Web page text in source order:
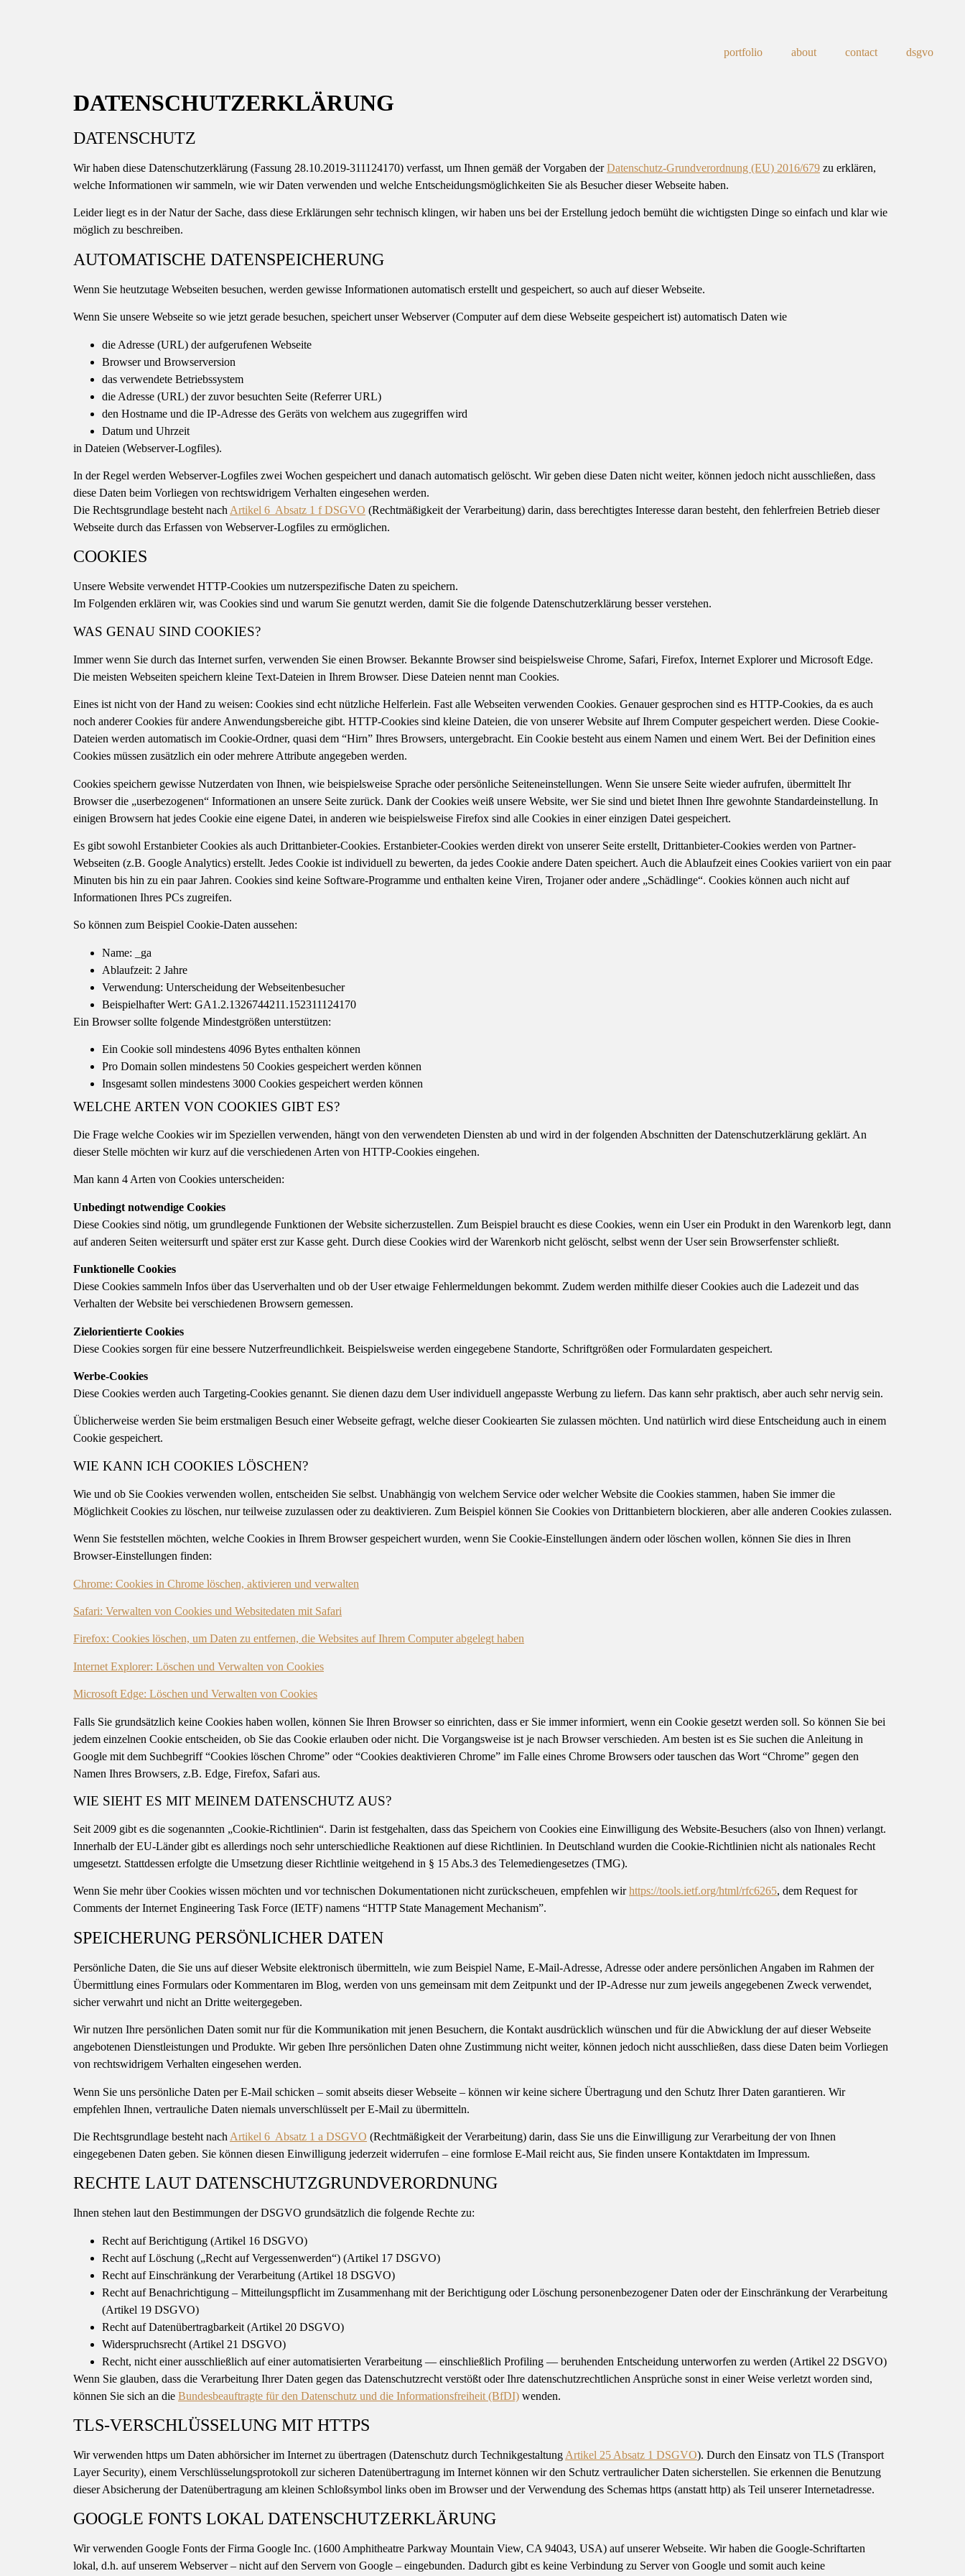
portfolio about contact dsgvo
DATENSCHUTZERKLÄRUNG
DATENSCHUTZ
Wir haben diese Datenschutzerklärung (Fassung 28.10.2019-311124170) verfasst, um Ihnen gemäß der Vorgaben derDatenschutz-Grundverordnung (EU) 2016/679 zu erklären,
welche Informationen wir sammeln, wie wir Daten verwenden und welche Entscheidungsmöglichkeiten Sie als Besucher dieser Webseite haben.
Leider liegt es in der Natur der Sache, dass diese Erklärungen sehr technisch klingen, wir haben uns bei der Erstellung jedoch bemüht die wichtigsten Dinge so einfach und klar wie
möglich zu beschreiben.
AUTOMATISCHE DATENSPEICHERUNG
Wenn Sie heutzutage Webseiten besuchen, werden gewisse Informationen automatisch erstellt und gespeichert, so auch auf dieser Webseite.
Wenn Sie unsere Webseite so wie jetzt gerade besuchen, speichert unser Webserver (Computer auf dem diese Webseite gespeichert ist) automatisch Daten wie
die Adresse (URL) der aufgerufenen Webseite
Browser und Browserversion
das verwendete Betriebssystem
die Adresse (URL) der zuvor besuchten Seite (Referrer URL)
den Hostname und die IP-Adresse des Geräts von welchem aus zugegriffen wird
Datum und Uhrzeit
in Dateien (Webserver-Logfiles).
In der Regel werden Webserver-Logfiles zwei Wochen gespeichert und danach automatisch gelöscht. Wir geben diese Daten nicht weiter, können jedoch nicht ausschließen, dass
diese Daten beim Vorliegen von rechtswidrigem Verhalten eingesehen werden.
Die Rechtsgrundlage besteht nach Artikel 6 Absatz 1 f DSGVO (Rechtmäßigkeit der Verarbeitung) darin, dass berechtigtes Interesse daran besteht, den fehlerfreien Betrieb dieser
Webseite durch das Erfassen von Webserver-Logfiles zu ermöglichen.
COOKIES
Unsere Website verwendet HTTP-Cookies um nutzerspezifische Daten zu speichern.
Im Folgenden erklären wir, was Cookies sind und warum Sie genutzt werden, damit Sie die folgende Datenschutzerklärung besser verstehen.
WAS GENAU SIND COOKIES?
Immer wenn Sie durch das Internet surfen, verwenden Sie einen Browser. Bekannte Browser sind beispielsweise Chrome, Safari, Firefox, Internet Explorer und Microsoft Edge.
Die meisten Webseiten speichern kleine Text-Dateien in Ihrem Browser. Diese Dateien nennt man Cookies.
Eines ist nicht von der Hand zu weisen: Cookies sind echt nützliche Helferlein. Fast alle Webseiten verwenden Cookies. Genauer gesprochen sind es HTTP-Cookies, da es auch
noch anderer Cookies für andere Anwendungsbereiche gibt. HTTP-Cookies sind kleine Dateien, die von unserer Website auf Ihrem Computer gespeichert werden. Diese Cookie-
Dateien werden automatisch im Cookie-Ordner, quasi dem “Hirn” Ihres Browsers, untergebracht. Ein Cookie besteht aus einem Namen und einem Wert. Bei der Definition eines
Cookies müssen zusätzlich ein oder mehrere Attribute angegeben werden.
Cookies speichern gewisse Nutzerdaten von Ihnen, wie beispielsweise Sprache oder persönliche Seiteneinstellungen. Wenn Sie unsere Seite wieder aufrufen, übermittelt Ihr
Browser die „userbezogenen“ Informationen an unsere Seite zurück. Dank der Cookies weiß unsere Website, wer Sie sind und bietet Ihnen Ihre gewohnte Standardeinstellung. In
einigen Browsern hat jedes Cookie eine eigene Datei, in anderen wie beispielsweise Firefox sind alle Cookies in einer einzigen Datei gespeichert.
Es gibt sowohl Erstanbieter Cookies als auch Drittanbieter-Cookies. Erstanbieter-Cookies werden direkt von unserer Seite erstellt, Drittanbieter-Cookies werden von Partner-
Webseiten (z.B. Google Analytics) erstellt. Jedes Cookie ist individuell zu bewerten, da jedes Cookie andere Daten speichert. Auch die Ablaufzeit eines Cookies variiert von ein paar
Minuten bis hin zu ein paar Jahren. Cookies sind keine Software-Programme und enthalten keine Viren, Trojaner oder andere „Schädlinge“. Cookies können auch nicht auf
Informationen Ihres PCs zugreifen.
So können zum Beispiel Cookie-Daten aussehen:
Name: _ga
Ablaufzeit: 2 Jahre
Verwendung: Unterscheidung der Webseitenbesucher
Beispielhafter Wert: GA1.2.1326744211.152311124170
Ein Browser sollte folgende Mindestgrößen unterstützen:
Ein Cookie soll mindestens 4096 Bytes enthalten können
Pro Domain sollen mindestens 50 Cookies gespeichert werden können
Insgesamt sollen mindestens 3000 Cookies gespeichert werden können
WELCHE ARTEN VON COOKIES GIBT ES?
Die Frage welche Cookies wir im Speziellen verwenden, hängt von den verwendeten Diensten ab und wird in der folgenden Abschnitten der Datenschutzerklärung geklärt. An
dieser Stelle möchten wir kurz auf die verschiedenen Arten von HTTP-Cookies eingehen.
Man kann 4 Arten von Cookies unterscheiden:
Unbedingt notwendige Cookies
Diese Cookies sind nötig, um grundlegende Funktionen der Website sicherzustellen. Zum Beispiel braucht es diese Cookies, wenn ein User ein Produkt in den Warenkorb legt, dann
auf anderen Seiten weitersurft und später erst zur Kasse geht. Durch diese Cookies wird der Warenkorb nicht gelöscht, selbst wenn der User sein Browserfenster schließt.
Funktionelle Cookies
Diese Cookies sammeln Infos über das Userverhalten und ob der User etwaige Fehlermeldungen bekommt. Zudem werden mithilfe dieser Cookies auch die Ladezeit und das
Verhalten der Website bei verschiedenen Browsern gemessen.
Zielorientierte Cookies
Diese Cookies sorgen für eine bessere Nutzerfreundlichkeit. Beispielsweise werden eingegebene Standorte, Schriftgrößen oder Formulardaten gespeichert.
Werbe-Cookies
Diese Cookies werden auch Targeting-Cookies genannt. Sie dienen dazu dem User individuell angepasste Werbung zu liefern. Das kann sehr praktisch, aber auch sehr nervig sein.
Üblicherweise werden Sie beim erstmaligen Besuch einer Webseite gefragt, welche dieser Cookiearten Sie zulassen möchten. Und natürlich wird diese Entscheidung auch in einem
Cookie gespeichert.
WIE KANN ICH COOKIES LÖSCHEN?
Wie und ob Sie Cookies verwenden wollen, entscheiden Sie selbst. Unabhängig von welchem Service oder welcher Website die Cookies stammen, haben Sie immer die
Möglichkeit Cookies zu löschen, nur teilweise zuzulassen oder zu deaktivieren. Zum Beispiel können Sie Cookies von Drittanbietern blockieren, aber alle anderen Cookies zulassen.
Wenn Sie feststellen möchten, welche Cookies in Ihrem Browser gespeichert wurden, wenn Sie Cookie-Einstellungen ändern oder löschen wollen, können Sie dies in Ihren
Browser-Einstellungen finden:
Chrome: Cookies in Chrome löschen, aktivieren und verwalten
Safari: Verwalten von Cookies und Websitedaten mit Safari
Firefox: Cookies löschen, um Daten zu entfernen, die Websites auf Ihrem Computer abgelegt haben
Internet Explorer: Löschen und Verwalten von Cookies
Microsoft Edge: Löschen und Verwalten von Cookies
Falls Sie grundsätzlich keine Cookies haben wollen, können Sie Ihren Browser so einrichten, dass er Sie immer informiert, wenn ein Cookie gesetzt werden soll. So können Sie bei
jedem einzelnen Cookie entscheiden, ob Sie das Cookie erlauben oder nicht. Die Vorgangsweise ist je nach Browser verschieden. Am besten ist es Sie suchen die Anleitung in
Google mit dem Suchbegriff “Cookies löschen Chrome” oder “Cookies deaktivieren Chrome” im Falle eines Chrome Browsers oder tauschen das Wort “Chrome” gegen den
Namen Ihres Browsers, z.B. Edge, Firefox, Safari aus.
WIE SIEHT ES MIT MEINEM DATENSCHUTZ AUS?
Seit 2009 gibt es die sogenannten „Cookie-Richtlinien“. Darin ist festgehalten, dass das Speichern von Cookies eine Einwilligung des Website-Besuchers (also von Ihnen) verlangt.
Innerhalb der EU-Länder gibt es allerdings noch sehr unterschiedliche Reaktionen auf diese Richtlinien. In Deutschland wurden die Cookie-Richtlinien nicht als nationales Recht
umgesetzt. Stattdessen erfolgte die Umsetzung dieser Richtlinie weitgehend in § 15 Abs.3 des Telemediengesetzes (TMG).
Wenn Sie mehr über Cookies wissen möchten und vor technischen Dokumentationen nicht zurückscheuen, empfehlen wirhttps://tools.ietf.org/html/rfc6265, dem Request for
Comments der Internet Engineering Task Force (IETF) namens “HTTP State Management Mechanism”.
SPEICHERUNG PERSÖNLICHER DATEN
Persönliche Daten, die Sie uns auf dieser Website elektronisch übermitteln, wie zum Beispiel Name, E-Mail-Adresse, Adresse oder andere persönlichen Angaben im Rahmen der
Übermittlung eines Formulars oder Kommentaren im Blog, werden von uns gemeinsam mit dem Zeitpunkt und der IP-Adresse nur zum jeweils angegebenen Zweck verwendet,
sicher verwahrt und nicht an Dritte weitergegeben.
Wir nutzen Ihre persönlichen Daten somit nur für die Kommunikation mit jenen Besuchern, die Kontakt ausdrücklich wünschen und für die Abwicklung der auf dieser Webseite
angebotenen Dienstleistungen und Produkte. Wir geben Ihre persönlichen Daten ohne Zustimmung nicht weiter, können jedoch nicht ausschließen, dass diese Daten beim Vorliegen
von rechtswidrigem Verhalten eingesehen werden.
Wenn Sie uns persönliche Daten per E-Mail schicken – somit abseits dieser Webseite – können wir keine sichere Übertragung und den Schutz Ihrer Daten garantieren. Wir
empfehlen Ihnen, vertrauliche Daten niemals unverschlüsselt per E-Mail zu übermitteln.
Die Rechtsgrundlage besteht nach Artikel 6 Absatz 1 a DSGVO (Rechtmäßigkeit der Verarbeitung) darin, dass Sie uns die Einwilligung zur Verarbeitung der von Ihnen
eingegebenen Daten geben. Sie können diesen Einwilligung jederzeit widerrufen – eine formlose E-Mail reicht aus, Sie finden unsere Kontaktdaten im Impressum.
RECHTE LAUT DATENSCHUTZGRUNDVERORDNUNG
Ihnen stehen laut den Bestimmungen der DSGVO grundsätzlich die folgende Rechte zu:
Recht auf Berichtigung (Artikel 16 DSGVO)
Recht auf Löschung („Recht auf Vergessenwerden“) (Artikel 17 DSGVO)
Recht auf Einschränkung der Verarbeitung (Artikel 18 DSGVO)
Recht auf Benachrichtigung – Mitteilungspflicht im Zusammenhang mit der Berichtigung oder Löschung personenbezogener Daten oder der Einschränkung der Verarbeitung
(Artikel 19 DSGVO)
Recht auf Datenübertragbarkeit (Artikel 20 DSGVO)
Widerspruchsrecht (Artikel 21 DSGVO)
Recht, nicht einer ausschließlich auf einer automatisierten Verarbeitung — einschließlich Profiling — beruhenden Entscheidung unterworfen zu werden (Artikel 22 DSGVO)
Wenn Sie glauben, dass die Verarbeitung Ihrer Daten gegen das Datenschutzrecht verstößt oder Ihre datenschutzrechtlichen Ansprüche sonst in einer Weise verletzt worden sind,
können Sie sich an die Bundesbeauftragte für den Datenschutz und die Informationsfreiheit (BfDI) wenden.
TLS-VERSCHLÜSSELUNG MIT HTTPS
Wir verwenden https um Daten abhörsicher im Internet zu übertragen (Datenschutz durch Technikgestaltung Artikel 25 Absatz 1 DSGVO). Durch den Einsatz von TLS (Transport
Layer Security), einem Verschlüsselungsprotokoll zur sicheren Datenübertragung im Internet können wir den Schutz vertraulicher Daten sicherstellen. Sie erkennen die Benutzung
dieser Absicherung der Datenübertragung am kleinen Schloßsymbol links oben im Browser und der Verwendung des Schemas https (anstatt http) als Teil unserer Internetadresse.
GOOGLE FONTS LOKAL DATENSCHUTZERKLÄRUNG
Wir verwenden Google Fonts der Firma Google Inc. (1600 Amphitheatre Parkway Mountain View, CA 94043, USA) auf unserer Webseite. Wir haben die Google-Schriftarten
lokal, d.h. auf unserem Webserver – nicht auf den Servern von Google – eingebunden. Dadurch gibt es keine Verbindung zu Server von Google und somit auch keine